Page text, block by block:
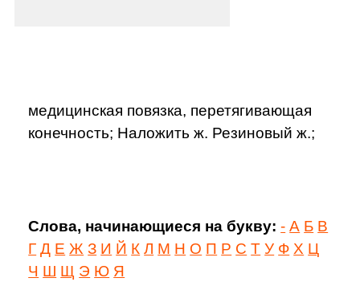
медицинская повязка, перетягивающая
конечность; Наложить ж. Резиновый ж.;
Слова, начинающиеся на букву: - А Б В
Г Д Е Ж З И Й К Л М Н О П Р С Т У Ф Х Ц
Ч Ш Щ Э Ю Я